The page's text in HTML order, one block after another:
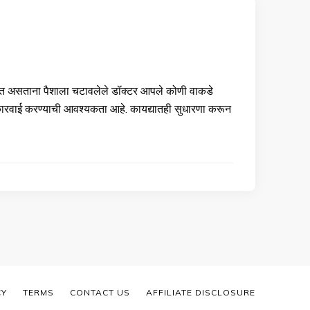
असताना पैशाला चटावलेले डॉक्टर आपले कोणी वाकडे
करण्याची आवश्यकता आहे. कायद्यातही सुधारणा करून
TERMS CONTACT US AFFILIATE DISCLOSURE